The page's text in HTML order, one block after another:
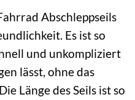
Abschleppseils
Es ist so
und unkompliziert
lässt, ohne das
Länge des Seils ist so